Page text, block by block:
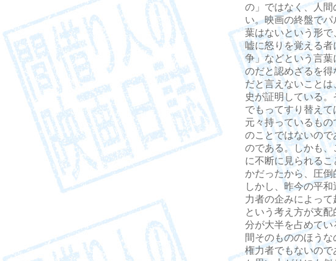
の」ではなく、人
い。映画の終盤で
葉はないという形
嘘に怒りを覚える
争」などという言
のだと認めざるを
だと言えないこと
史が証明している
でもってすり替え
元々持っているも
のことではないの
のである。しかも
に不断に見られる
かだったから、圧倒
しかし、昨今の平
力者の企みによっ
という考え方が支
分が大半を占めてい
間そのもののほう
権力者でもないので